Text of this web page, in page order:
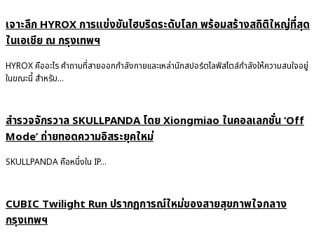
เจาะลึก HYROX การแข่งขันไฮบริดระดับโลก พร้อมสร้างสถิติใหญ่ที่สุด
ในเอเชีย ณ กรุงเทพฯ
HYROX คืออะไร คำถามที่สายออกกำลังกายและเหล่านักสปอร์ตไลฟ์สไตล์กำลังให้ความสนใจอยู่
ในขณะนี้ สำหรับ...
สำรวจจักรวาล SKULLPANDA โดย Xiongmiao ในคอลเลกชั่น ‘Off
Mode’ ถ่ายทอดความอิสระยุคใหม่
SKULLPANDA คือหนึ่งใน IP...
CUBIC Twilight Run ปรากฏการณ์ใหม่ของสายสุขภาพใจกลาง
กรุงเทพฯ